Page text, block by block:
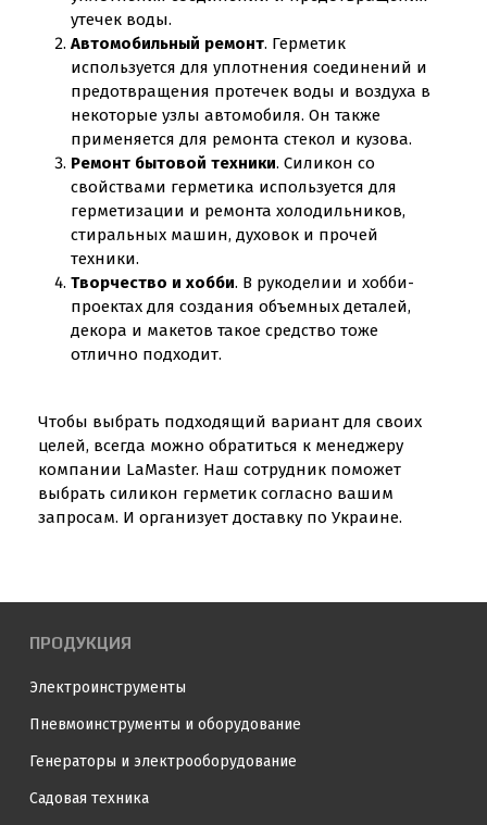
утечек воды.
Автомобильный ремонт. Герметик
используется для уплотнения соединений и
предотвращения протечек воды и воздуха в
некоторые узлы автомобиля. Он также
применяется для ремонта стекол и кузова.
Ремонт бытовой техники. Силикон со
свойствами герметика используется для
герметизации и ремонта холодильников,
стиральных машин, духовок и прочей
техники.
Творчество и хобби. В рукоделии и хобби-
проектах для создания объемных деталей,
декора и макетов такое средство тоже
отлично подходит.
Чтобы выбрать подходящий вариант для своих
целей, всегда можно обратиться к менеджеру
компании LaMaster. Наш сотрудник поможет
выбрать силикон герметик согласно вашим
запросам. И организует доставку по Украине.
ПРОДУКЦИЯ
Электроинструменты
Пневмоинструменты и оборудование
Генераторы и электрооборудование
Садовая техника